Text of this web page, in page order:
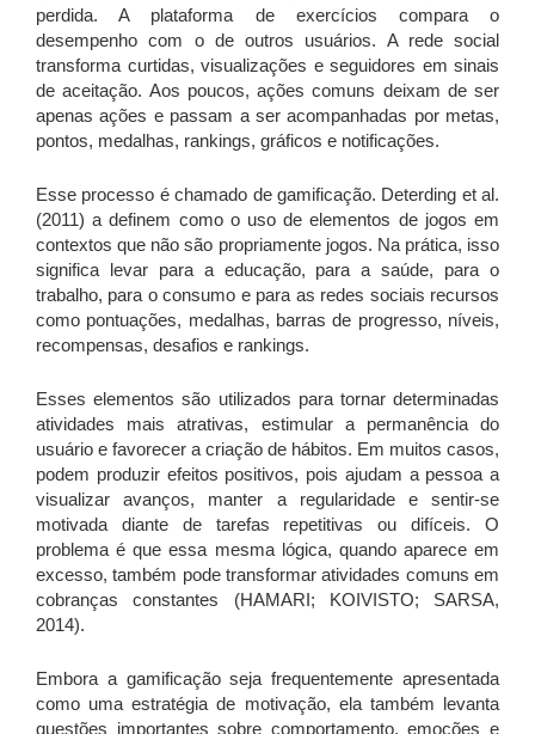
perdida. A plataforma de exercícios compara o
desempenho com o de outros usuários. A rede social
transforma curtidas, visualizações e seguidores em sinais
de aceitação. Aos poucos, ações comuns deixam de ser
apenas ações e passam a ser acompanhadas por metas,
pontos, medalhas, rankings, gráficos e notificações.
Esse processo é chamado de gamificação. Deterding et al.
(2011) a definem como o uso de elementos de jogos em
contextos que não são propriamente jogos. Na prática, isso
significa levar para a educação, para a saúde, para o
trabalho, para o consumo e para as redes sociais recursos
como pontuações, medalhas, barras de progresso, níveis,
recompensas, desafios e rankings.
Esses elementos são utilizados para tornar determinadas
atividades mais atrativas, estimular a permanência do
usuário e favorecer a criação de hábitos. Em muitos casos,
podem produzir efeitos positivos, pois ajudam a pessoa a
visualizar avanços, manter a regularidade e sentir-se
motivada diante de tarefas repetitivas ou difíceis. O
problema é que essa mesma lógica, quando aparece em
excesso, também pode transformar atividades comuns em
cobranças constantes (HAMARI; KOIVISTO; SARSA,
2014).
Embora a gamificação seja frequentemente apresentada
como uma estratégia de motivação, ela também levanta
questões importantes sobre comportamento, emoções e